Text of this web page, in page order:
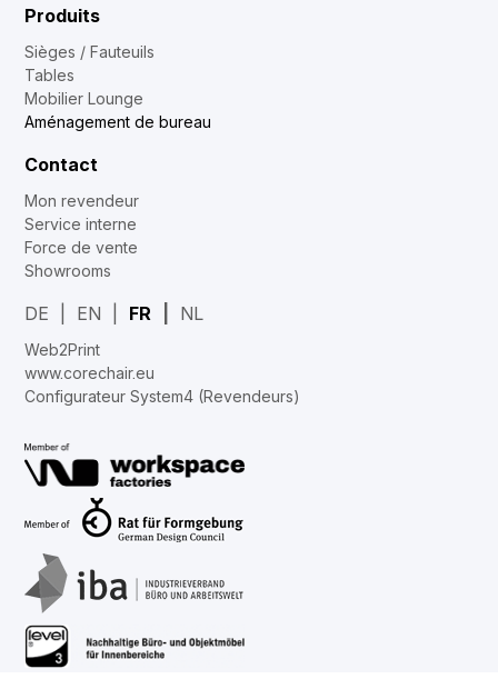
Produits
Sièges / Fauteuils
Tables
Mobilier Lounge
Aménagement de bureau
Contact
Mon revendeur
Service interne
Force de vente
Showrooms
DE EN FR NL
Web2Print
www.corechair.eu
Configurateur System4 (Revendeurs)